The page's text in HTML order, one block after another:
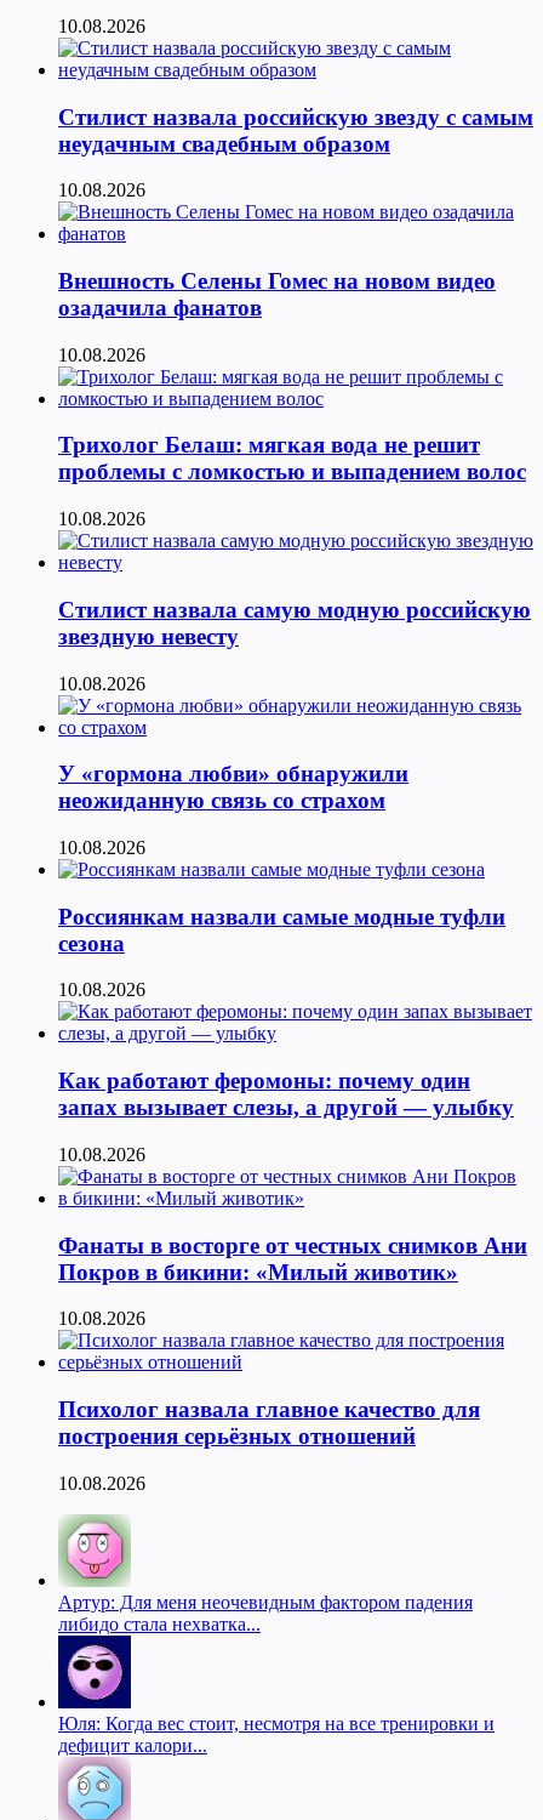
10.08.2026
Стилист назвала российскую звезду с самым
неудачным свадебным образом
10.08.2026
Внешность Селены Гомес на новом видео
озадачила фанатов
10.08.2026
Трихолог Белаш: мягкая вода не решит
проблемы с ломкостью и выпадением волос
10.08.2026
Стилист назвала самую модную российскую
звездную невесту
10.08.2026
У «гормона любви» обнаружили
неожиданную связь со страхом
10.08.2026
Россиянкам назвали самые модные туфли
сезона
10.08.2026
Как работают феромоны: почему один
запах вызывает слезы, а другой — улыбку
10.08.2026
Фанаты в восторге от честных снимков Ани
Покров в бикини: «Милый животик»
10.08.2026
Психолог назвала главное качество для
построения серьёзных отношений
10.08.2026
Артур: Для меня неочевидным фактором падения
либидо стала нехватка...
Юля: Когда вес стоит, несмотря на все тренировки и
дефицит калори...